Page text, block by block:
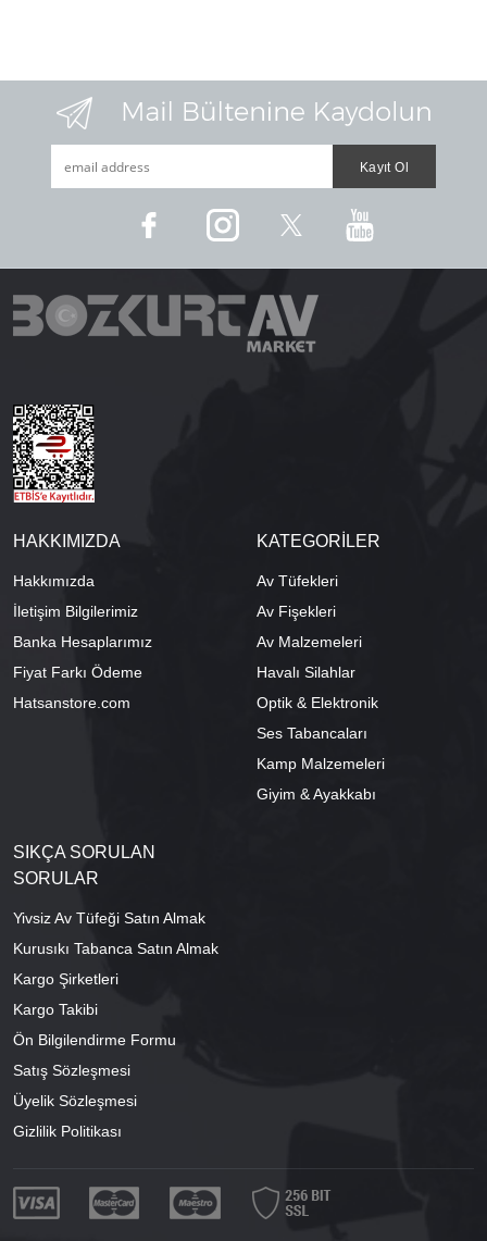
HAKKIMIZDA
Hakkımızda
İletişim Bilgilerimiz
Banka Hesaplarımız
Fiyat Farkı Ödeme
Hatsanstore.com
KATEGORİLER
Av Tüfekleri
Av Fişekleri
Av Malzemeleri
Havalı Silahlar
Optik & Elektronik
Ses Tabancaları
Kamp Malzemeleri
Giyim & Ayakkabı
SIKÇA SORULAN
SORULAR
Yivsiz Av Tüfeği Satın Almak
Kurusıkı Tabanca Satın Almak
Kargo Şirketleri
Kargo Takibi
Ön Bilgilendirme Formu
Satış Sözleşmesi
Üyelik Sözleşmesi
Gizlilik Politikası